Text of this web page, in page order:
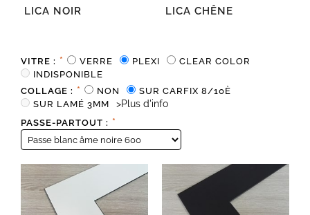
LICA NOIR LICA CHÊNE
VITRE : * VERRE PLEXI
CLEAR COLOR
INDISPONIBLE
COLLAGE : * NON
SUR CARFIX 8/10È
SUR LAMÉ 3MM
>Plus d'info
PASSE-PARTOUT : *